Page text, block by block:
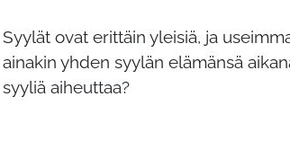
Syylät ovat erittäin yleisiä, ja
ainakin yhden syylän elämänsä
syyliä aiheuttaa?